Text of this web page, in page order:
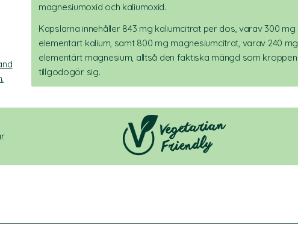
magnesiumoxid och kaliumoxid.
Kapslarna innehåller 843 mg kaliumcitrat per dos, varav 300 mg
elementärt kalium, samt 800 mg magnesiumcitrat, varav 240 mg
elementärt magnesium, alltså den faktiska mängd som kroppen
tillgodogör sig.